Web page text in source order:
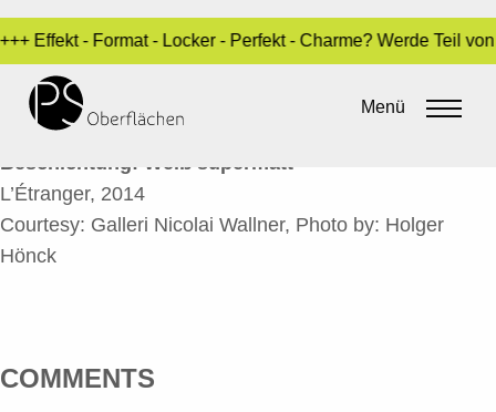
Effekt - Format - Locker - Perfekt - Charme? Werde Teil
Menü
L’ÉTRANGER B
admin•10. Juni 2016
Beschichtung: Weiß supermatt
L’Étranger, 2014
Courtesy: Galleri Nicolai Wallner, Photo by: Holger
Hönck
COMMENTS